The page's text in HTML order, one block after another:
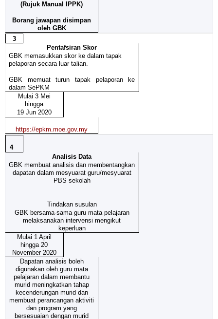
(Rujuk Manual IPPK)
Borang jawapan disimpan
oleh GBK
3
Pentafsiran Skor
GBK memasukkan skor ke dalam tapak
pelaporan secara luar talian.
GBK memuat turun tapak pelaporan ke
dalam SePKM
Mulai 3 Mei
hingga
19 Jun 2020
https://epkm.moe.gov.my
4
Analisis Data
GBK membuat analisis dan membentangkan
dapatan dalam mesyuarat guru/mesyuarat
PBS sekolah
Tindakan susulan
GBK bersama-sama guru mata pelajaran
melaksanakan intervensi mengikut
keperluan
Mulai 1 April
hingga 20
November 2020
Dapatan analisis boleh
digunakan oleh guru mata
pelajaran dalam membantu
murid meningkatkan tahap
kecenderungan murid dan
membuat perancangan aktiviti
dan program yang
bersesuaian dengan murid